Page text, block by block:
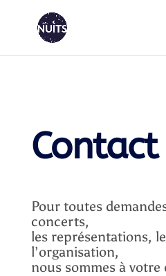
Contact
Pour toutes
concerts,
les représentations,
l’organisation,
nous sommes à